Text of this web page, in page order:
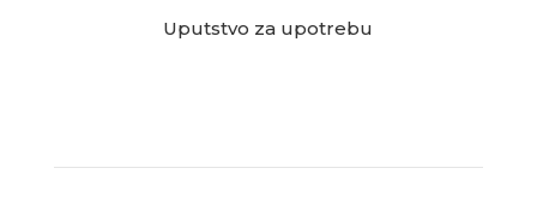
Uputstvo za upotrebu